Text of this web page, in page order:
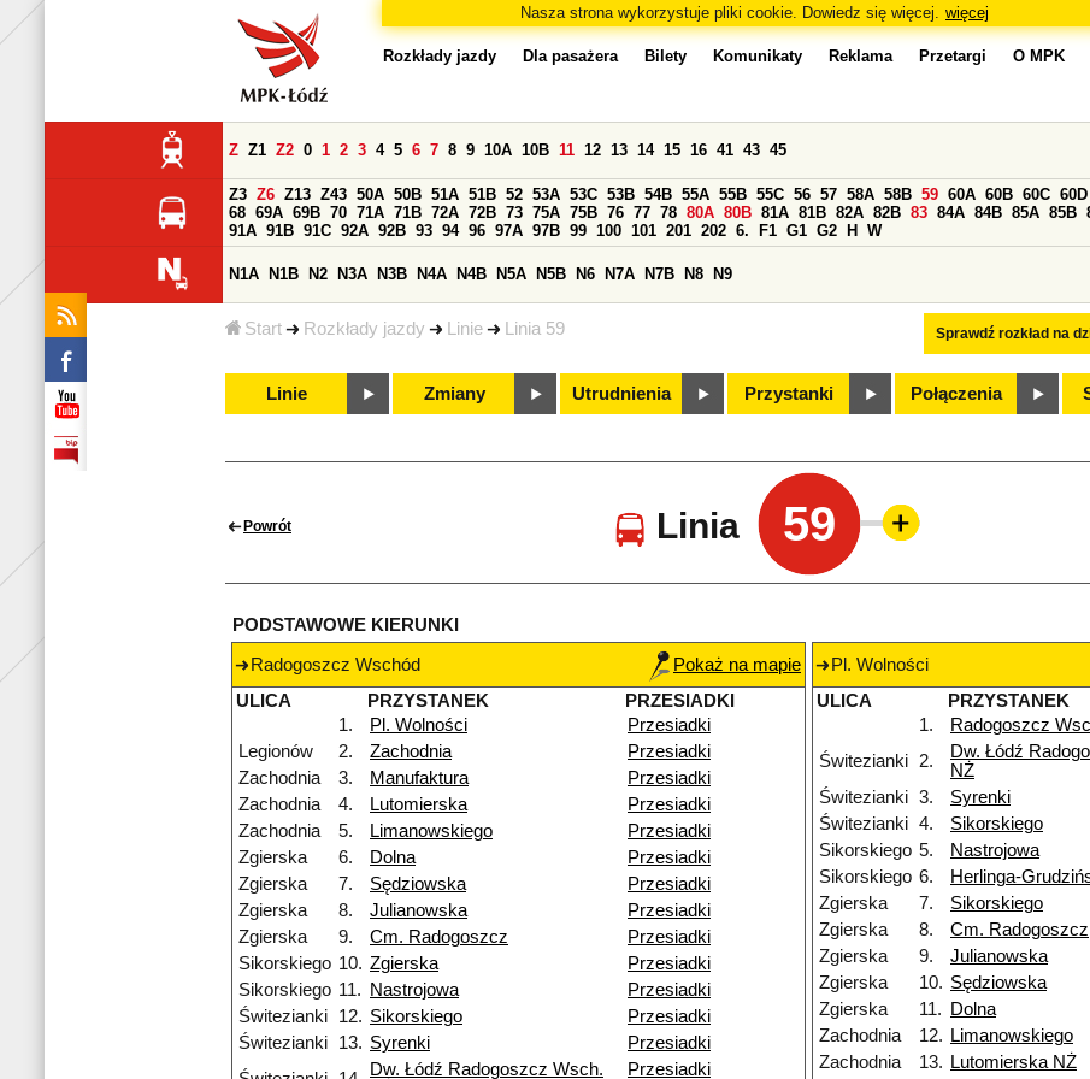
Nasza strona wykorzystuje pliki cookie. Dowiedz się więcej. więcej
Start Rozkłady jazdy Linie Linia 59
Rozkłady jazdy Dla pasażera Bilety Komunikaty Reklama Przetargi O MPK
Sprawdź rozkład na
Z Z1 Z2 0 1 2 3 4 5 6 7 8 9 10A 10B 11 12 13 14 15 16 41 43 45
Z3 Z6 Z13 Z43 50A 50B 51A 51B 52 53A 53C 53B 54B 55A 55B 55C 56 57 58A 58B 59 60A 60B 60C 60D
68 69A 69B 70 71A 71B 72A 72B 73 75A 75B 76 77 78 80A 80B 81A 81B 82A 82B 83 84A 84B 85A 85B
91A 91B 91C 92A 92B 93 94 96 97A 97B 99 100 101 201 202 6. F1 G1 G2 H W
N1A N1B N2 N3A N3B N4A N4B N5A N5B N6 N7A N7B N8 N9
Linie Zmiany Utrudnienia Przystanki Połączenia
Powrót Linia 59
PODSTAWOWE KIERUNKI
Radogoszcz Wschód
Pokaż na mapie
ULICA
PRZYSTANEK
PRZESIADKI
1.
Pl. Wolności
Przesiadki
Legionów
2. Zachodnia
Przesiadki
Zachodnia
3. Manufaktura
Przesiadki
Zachodnia
4. Lutomierska
Przesiadki
Zachodnia
5. Limanowskiego
Przesiadki
Zgierska
6. Dolna
Przesiadki
Zgierska
7. Sędziowska
Przesiadki
Zgierska
8. Julianowska
Przesiadki
Zgierska
9. Cm. Radogoszcz
Przesiadki
Sikorskiego 10. Zgierska
Przesiadki
Sikorskiego 11. Nastrojowa
Przesiadki
Świtezianki
12. Sikorskiego
Przesiadki
Świtezianki
13. Syrenki
Przesiadki
Dw. Łódź Radogoszcz Wsch. Przesiadki
Pl. Wolności
ULICA
PRZYSTANEK
1.
Radogoszcz
Świtezianki
2.
Dw. Łódź
NŻ
Świtezianki 3. Syrenki
Świtezianki 4. Sikorskiego
Sikorskiego 5. Nastrojowa
Sikorskiego 6. Herlinga-
Zgierska
7. Sikorskiego
Zgierska
8. Cm. Radogoszcz
Zgierska
9. Julianowska
Zgierska
10. Sędziowska
Zgierska
11. Dolna
Zachodnia
12. Limanowskiego
Zachodnia
13. Lutomierska NŻ